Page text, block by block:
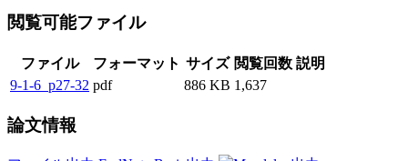
閲覧可能ファイル
ファイル フォーマット サイズ 閲覧回数 説明
9-1-6_p27-32 pdf 886 KB 1,637
論文情報